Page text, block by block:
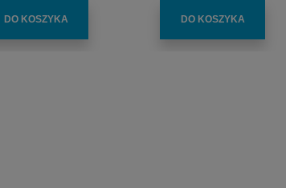
DO KOSZYKA DO KOSZYKA